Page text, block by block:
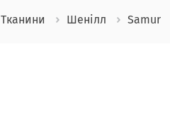
Тканини Шенілл Samur